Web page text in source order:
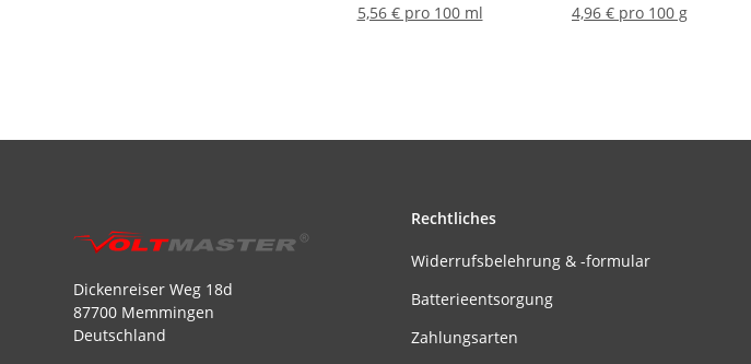
5,56 € pro 100 ml
4,96 € pro 100 g
Dickenreiser Weg 18d
87700 Memmingen
Deutschland
Rechtliches
Widerrufsbelehrung & -formular
Batterieentsorgung
Zahlungsarten